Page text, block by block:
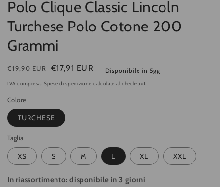
Polo Clique Classic Lincoln
Turchese Polo Cotone 200
Grammi
Prezzo
di
€19,90 EUR
Prezzo
di
€17,91 EUR Disponibile in 5gg
IVA compresa. Spese di spedizione calcolate al check-out.
Colore
TURCHESE
Taglia
XS S M L XL XXL
In riassortimento: disponibile in 3 giorni